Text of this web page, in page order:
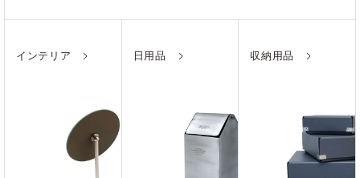
インテリア 日用品 収納用品